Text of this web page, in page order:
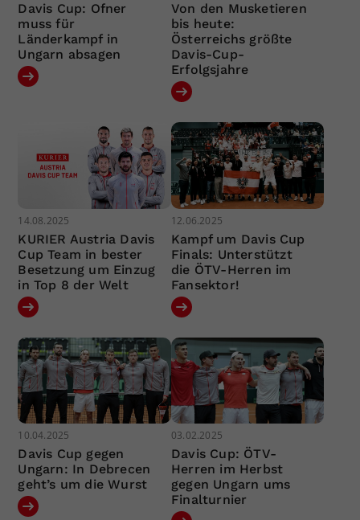
Davis Cup: Ofner
muss für
Länderkampf in
Ungarn absagen
Von den Musketieren
bis heute:
Österreichs größte
Davis-Cup-
Erfolgsjahre
14.08.2025
KURIER Austria Davis
Cup Team in bester
Besetzung um Einzug
in Top 8 der Welt
12.06.2025
Kampf um Davis Cup
Finals: Unterstützt
die ÖTV-Herren im
Fansektor!
10.04.2025
Davis Cup gegen
Ungarn: In Debrecen
geht’s um die Wurst
03.02.2025
Davis Cup: ÖTV-
Herren im Herbst
gegen Ungarn ums
Finalturnier